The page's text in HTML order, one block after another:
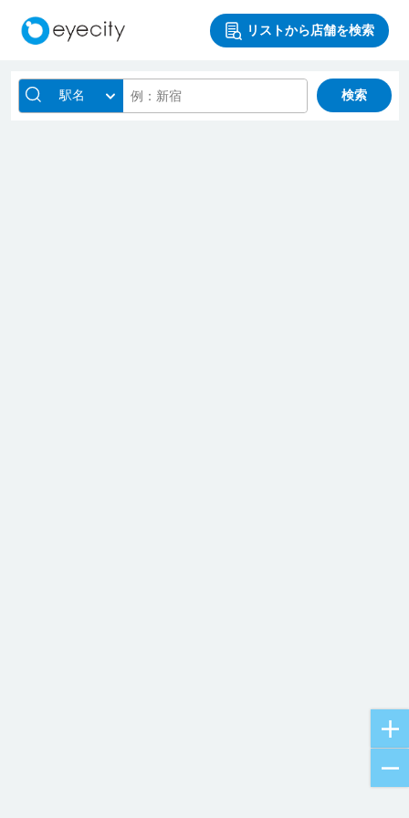
リストから店舗を検索
駅名 検索